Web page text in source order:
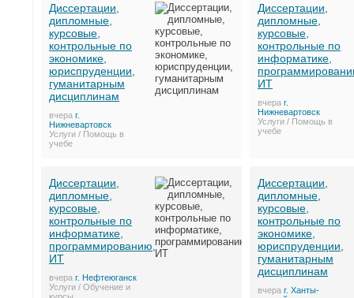
Диссертации,
дипломные,
курсовые,
контрольные по
экономике,
юриспруденции,
гуманитарным
дисциплинам
вчера г.
Нижневартовск
Услуги / Помощь в
учебе
Диссертации,
дипломные,
курсовые,
контрольные по
информатике,
ИТ
вчера г.
Нижневартовск
Услуги / Помощь в
учебе
Диссертации,
дипломные,
курсовые,
контрольные по
информатике,
программированию,
ИТ
вчера г. Нефтеюганск
Услуги / Обучение и
Диссертации,
дипломные,
курсовые,
контрольные по
экономике,
юриспруденции,
гуманитарным
дисциплинам
вчера г. Ханты-